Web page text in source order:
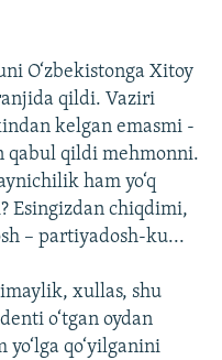
O‘zbekistonga Xitoy
qildi. Vaziri
kelgan emasmi -
qabul qildi mehmonni.
ham yo‘q
Esingizdan chiqdimi,
– partiyadosh-ku...
xullas, shu
o‘tgan oydan
qo‘yilganini